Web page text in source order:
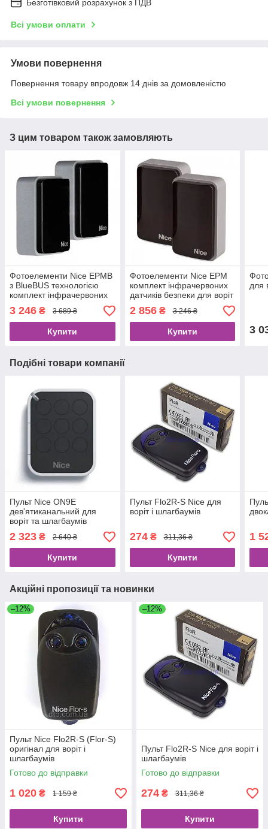
Безготівковий розрахунок з ПДВ
Всі умови оплати
Умови повернення
Повернення товару впродовж 14 днів за домовленістю
Всі умови повернення
З цим товаром також замовляють
Фотоелементи Nice EPMB
з BlueBUS технологією
комплект інфрачервоних
датчиків безпеки для воріт
та шлагбаумів
3 246 ₴ 3 689 ₴
Купити
Фотоелементи Nice EPM
комплект інфрачервоних
датчиків безпеки для воріт
та шлагбаумів
2 856₴ 3 246 ₴
Купити
для
3
Подібні товари компанії
Пульт Nice ON9E
дев'ятиканальний для
воріт та шлагбаумів
2 323 ₴ 2 640 ₴
Купити
Пульт Flo2R-S Nice для
воріт і шлагбаумів
274₴ 311,36 ₴
Купити
1
Акційні пропозиції та новинки
–12%
Пульт Nice Flo2R-S (Flor-S)
оригінал для воріт і
шлагбаумів
Готово до відправки
1 020 ₴ 1 159 ₴
Купити
–12%
Пульт Flo2R-S Nice для воріт і
шлагбаумів
Готово до відправки
274 ₴ 311,36 ₴
Купити